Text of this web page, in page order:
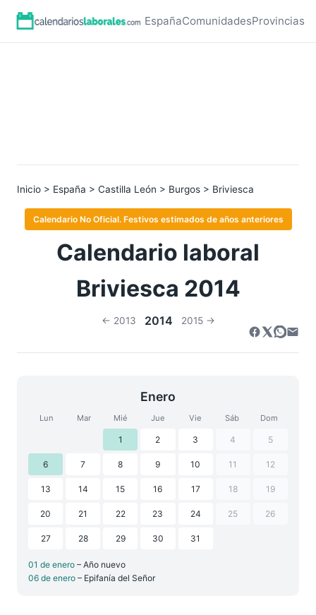
EspañaComunidadesProvincias
Inicio > España > Castilla León > Burgos > Briviesca
Calendario No Oficial. Festivos estimados de años anteriores
Calendario laboral
Briviesca 2014
← 2013 2014 2015 →
Enero
Lun Mar Mié Jue Vie Sáb Dom
1 2 3 4 5
6 7 8 9 10 11 12
13 14 15 16 17 18 19
20 21 22 23 24 25 26
27 28 29 30 31
01 de enero – Año nuevo
06 de enero – Epifanía del Señor